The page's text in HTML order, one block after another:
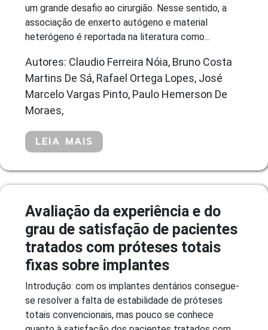
um grande desafio ao cirurgião. Nesse sentido, a
associação de enxerto autógeno e material
heterógeno é reportada na literatura como...
Autores: Claudio Ferreira Nóia, Bruno Costa
Martins De Sá, Rafael Ortega Lopes, José
Marcelo Vargas Pinto, Paulo Hemerson De
Moraes,
LEIA MAIS
Avaliação da experiência e do
grau de satisfação de pacientes
tratados com próteses totais
fixas sobre implantes
Introdução: com os implantes dentários consegue-
se resolver a falta de estabilidade de próteses
totais convencionais, mas pouco se conhece